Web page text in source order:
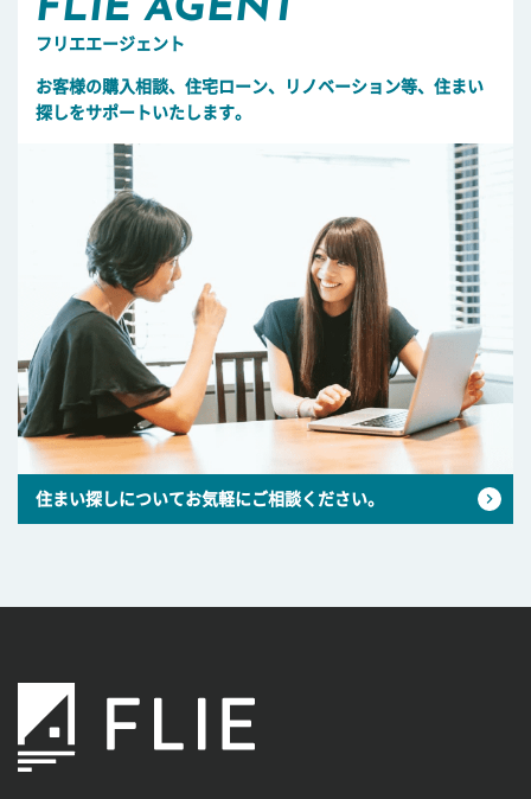
FLIE AGENT
フリエエージェント
お客様の購入相談、住宅ローン、リノベーション等、住まい
探しをサポートいたします。
住まい探しについてお気軽にご相談ください。